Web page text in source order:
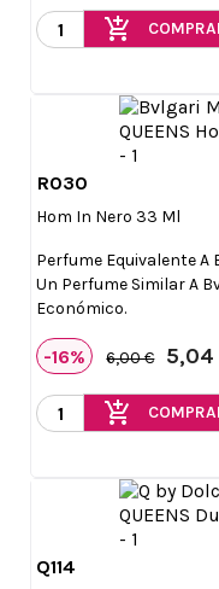
add_shopping_cart
R030
Hom In Nero 33 Ml
Perfume Equivalente A
Un Perfume Similar A
Económico.
-16% 6,00 € 5,04
add_shopping_cart
Q114